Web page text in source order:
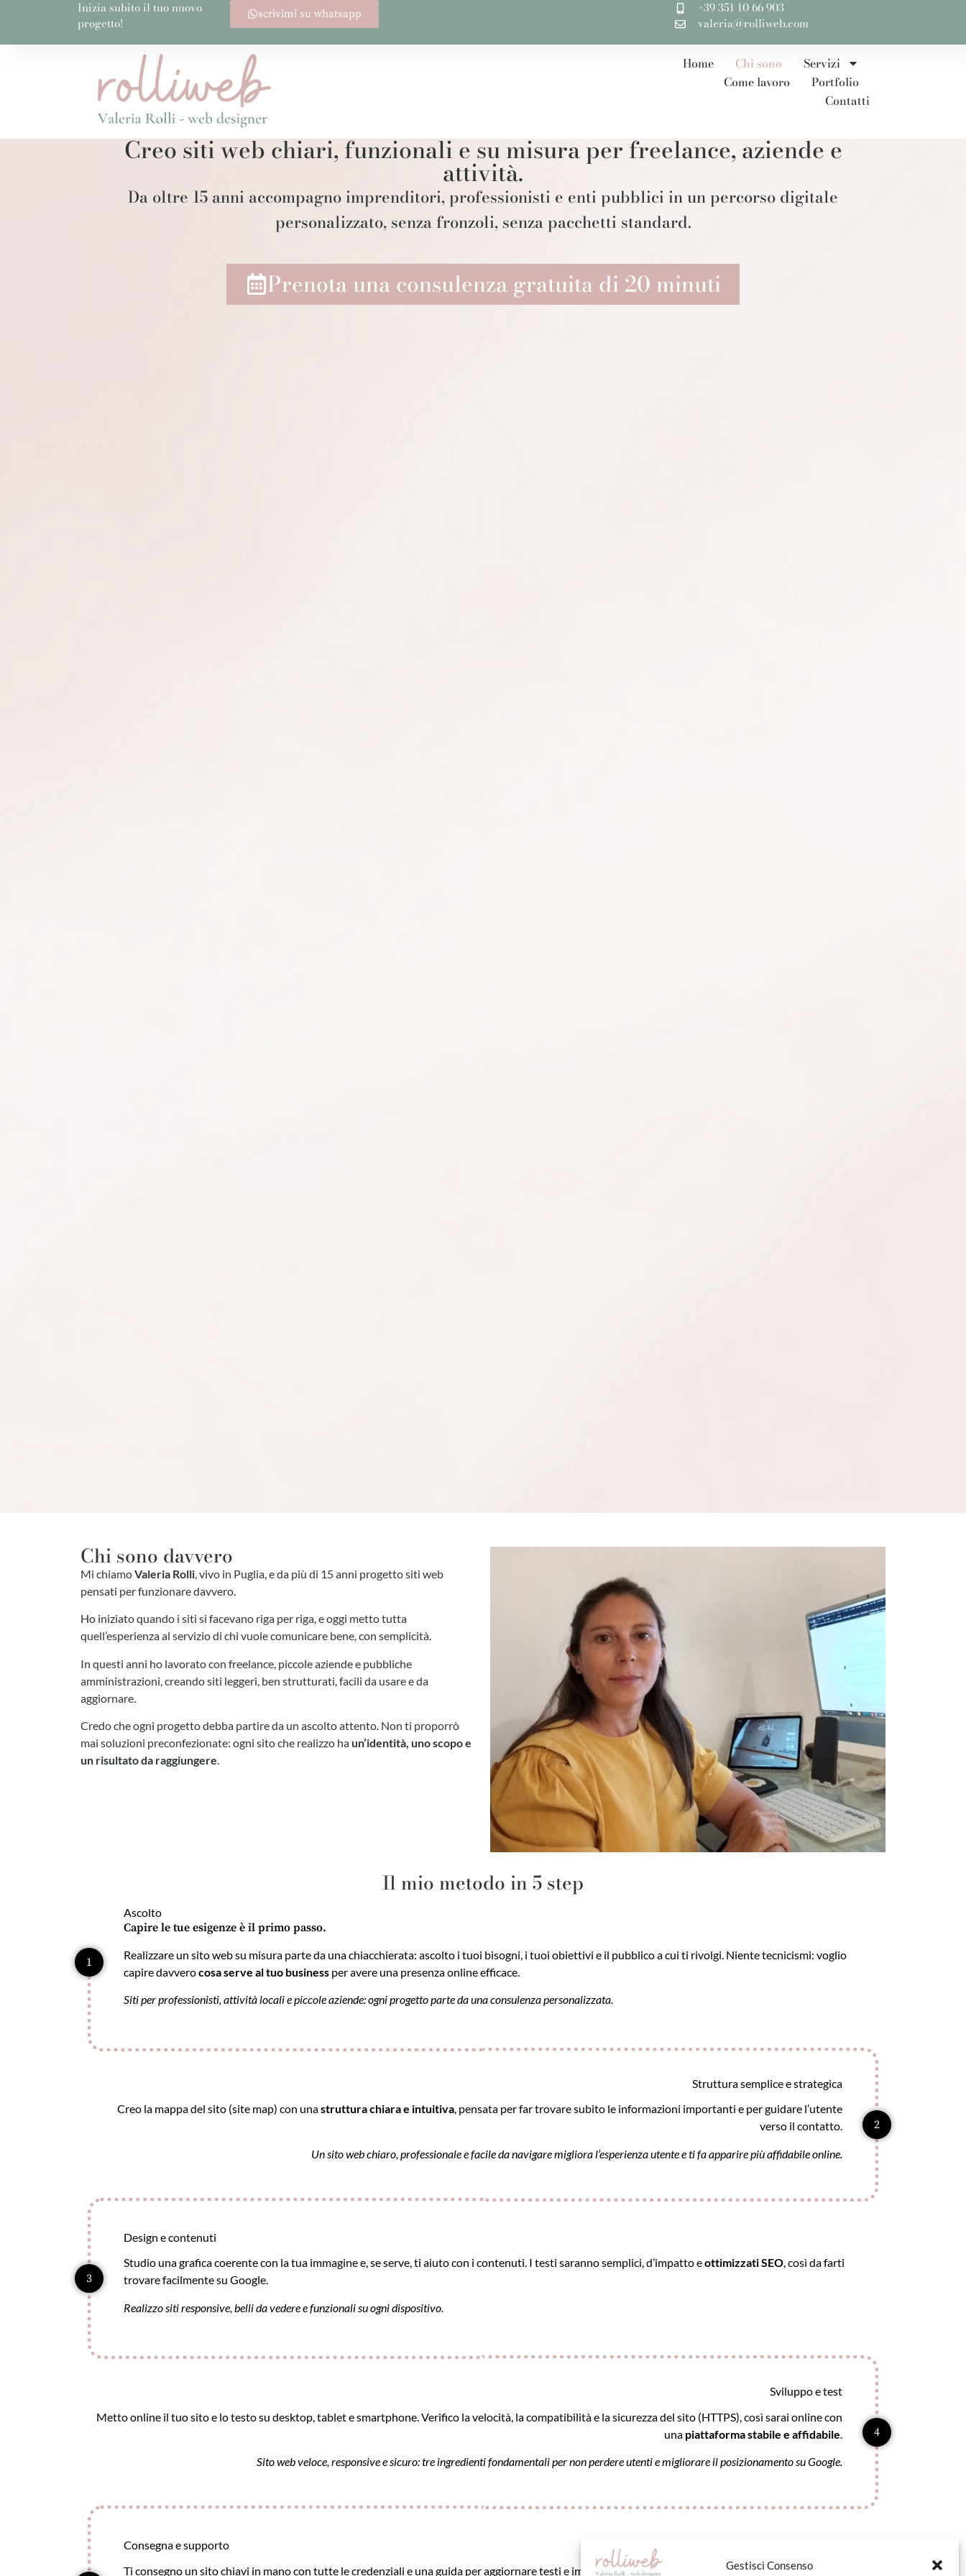
Gestisci Consenso
Inizia subito il tuo nuovo
progetto!
scrivimi su whatsapp
+39 351 10 66 903
valeria@rolliweb.com
Home Chi sono
Servizi
Come lavoro
Portfolio
Contatti
Creo siti web chiari, funzionali e su misura per freelance, aziende e
attività.
Da oltre 15 anni accompagno imprenditori, professionisti e enti pubblici in un percorso digitale
personalizzato, senza fronzoli, senza pacchetti standard.
Prenota una consulenza gratuita di 20 minuti
Chi sono davvero
Mi chiamoValeria Rolli, vivo in Puglia, e da più di 15 anni progetto siti web
pensati per funzionare davvero.
Ho iniziato quando i siti si facevano riga per riga, e oggi metto tutta
quell’esperienza al servizio di chi vuole comunicare bene, con semplicità.
In questi anni ho lavorato con freelance, piccole aziende e pubbliche
amministrazioni, creando siti leggeri, ben strutturati, facili da usare e da
aggiornare.
Credo che ogni progetto debba partire da un ascolto attento. Non ti proporrò
mai soluzioni preconfezionate: ogni sito che realizzo ha un’identità, uno scopo e
un risultato da raggiungere.
Il mio metodo in 5 step
1
Ascolto
Capire le tue esigenze è il primo passo.
Realizzare un sito web su misura parte da una chiacchierata: ascolto i tuoi bisogni, i tuoi obiettivi e il pubblico a cui ti rivolgi. Niente tecnicismi: voglio
capire davverocosa serve al tuo business per avere una presenza online efficace.
Siti per professionisti, attività locali e piccole aziende: ogni progetto parte da una consulenza personalizzata.
2
Struttura semplice e strategica
Creo la mappa del sito (site map) con unastruttura chiara e intuitiva, pensata per far trovare subito le informazioni importanti e per guidare l’utente
verso il contatto.
Un sito web chiaro, professionale e facile da navigare migliora l’esperienza utente e ti fa apparire più affidabile online.
3
Design e contenuti
Studio una grafica coerente con la tua immagine e, se serve, ti aiuto con i contenuti. I testi saranno semplici, d’impatto eottimizzati SEO, così da farti
trovare facilmente su Google.
Realizzo siti responsive, belli da vedere e funzionali su ogni dispositivo.
4
Sviluppo e test
Metto online il tuo sito e lo testo su desktop, tablet e smartphone. Verifico la velocità, la compatibilità e la sicurezza del sito (HTTPS), così sarai online con
una piattaforma stabile e affidabile
Sito web veloce, responsive e sicuro: tre ingredienti fondamentali per non perdere utenti e migliorare il posizionamento su Google.
Consegna e supporto
Ti consegno un sito chiavi in mano con tutte le credenziali e una guida per aggiornare testi e immagini in autonomia. E se vuoi, ci sono anche i miei